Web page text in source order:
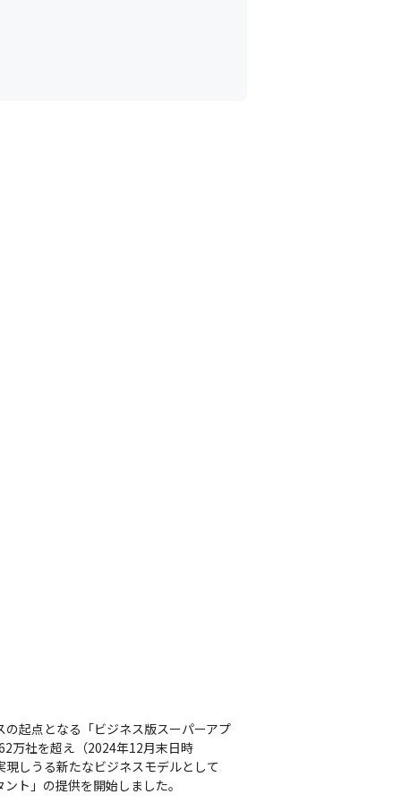
起点となる「ビジネス版スーパーアプ
万社を超え（2024年12月末日時
しうる新たなビジネスモデルとして
ト」の提供を開始しました。